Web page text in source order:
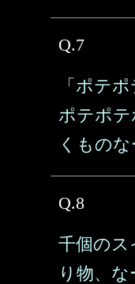
Q.7
「ポテ
ポテポ
くものな
Q.8
千個のス
り物、な